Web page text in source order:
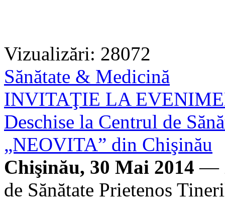
Vizualizări: 28072
Sănătate & Medicină
INVITAŢIE LA
Deschise la Centrul de
„NEOVITA” din Chişinău
Chişinău, 30 Mai 2014 —
de Sănătate Prietenos